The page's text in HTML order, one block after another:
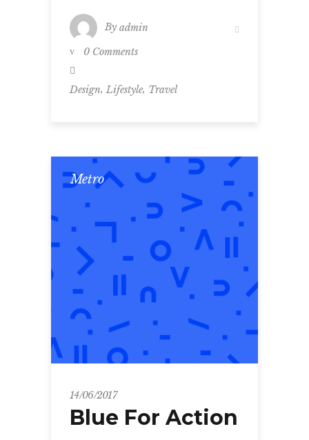
By admin
0 Comments
Design, Lifestyle, Travel
Metro
14/06/2017
Blue For Action